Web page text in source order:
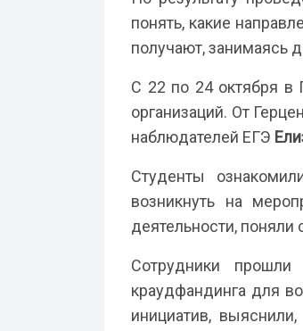
понять, какие
получают, занимаясь
С 22 по 24 октября в
организаций. От
наблюдателей ЕГЭ
Студенты
возникнуть на
деятельности,
Сотрудники прошли
краудфандинга для
инициатив,